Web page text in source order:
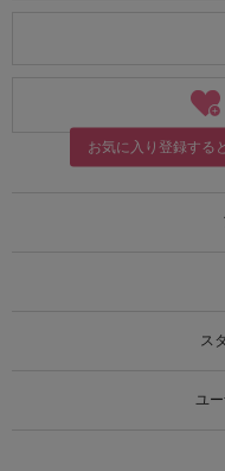
お気に入り登録する
ス
ユ